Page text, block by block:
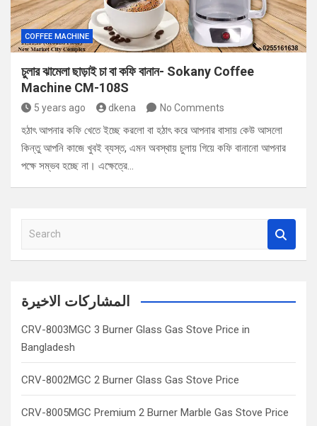
COFFEE MACHINE
চুলার ঝামেলা ছাড়াই চা বা কফি বানান- Sokany Coffee
Machine CM-108S
5 years ago dkena No Comments
হঠাৎ আপনার কফি খেতে ইচ্ছে করলো বা হঠাৎ করে আপনার বাসায় কেউ আসলো
কিন্তু আপনি কাজে খুবই ব্যস্ত, এমন অবস্থায় চুলায় গিয়ে কফি বানানো আপনার
পক্ষে সম্ভব হচ্ছে না। এক্ষেত্রে…
a
c
المشاركات الاخيرة
CRV-8003MGC 3 Burner Glass Gas Stove Price in
Bangladesh
CRV-8002MGC 2 Burner Glass Gas Stove Price
CRV-8005MGC Premium 2 Burner Marble Gas Stove Price